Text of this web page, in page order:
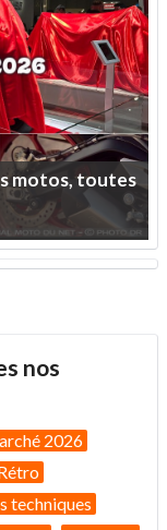
motos,toutes
nos
2026
techniques